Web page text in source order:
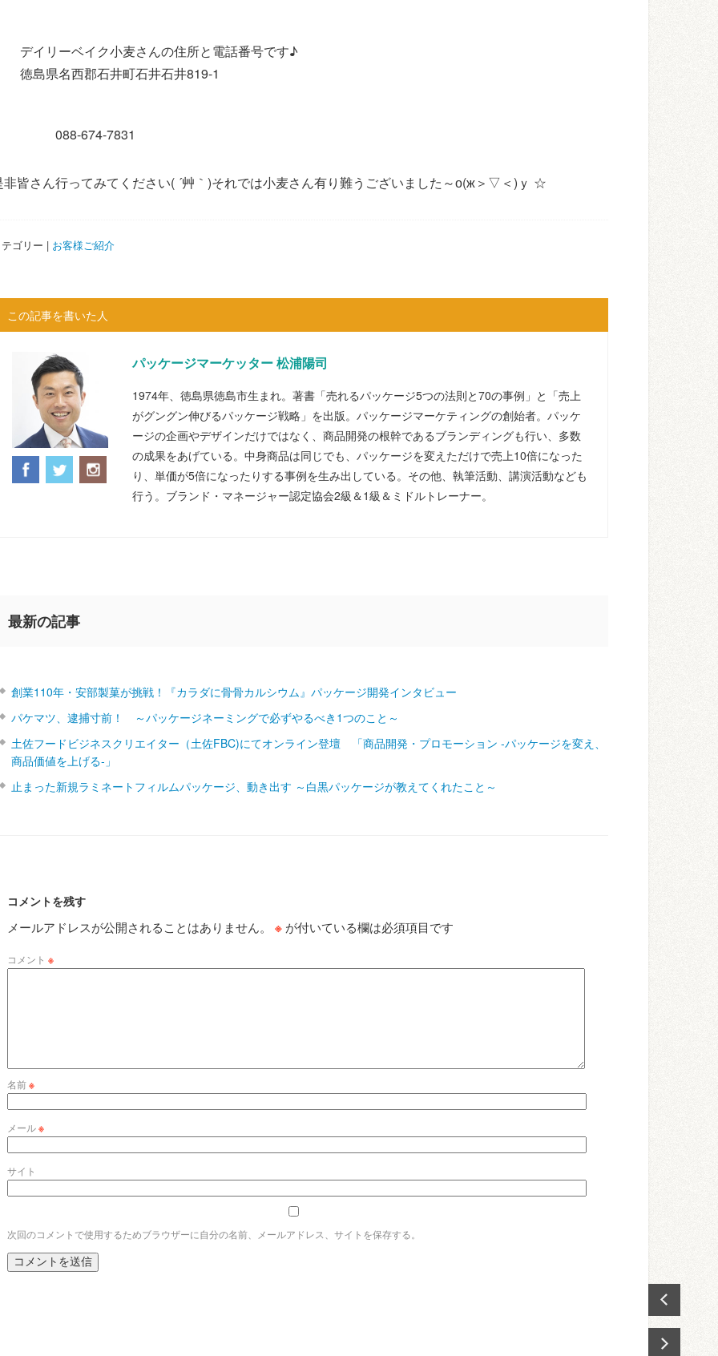
デイリーベイク小麦さんの住所と電話番号です♪
徳島県名西郡石井町石井石井819-1
674-7831
非皆さん行ってみてください( ´艸｀)それでは小麦さん有り難うございました～о(ж＞▽＜)ｙ ☆
ゴリー | お客様ご紹介
この記事を書いた人
パッケージマーケッター 松浦陽司
1974年、徳島県徳島市生まれ。著書「売れるパッケージ5つの法則と70の事例」と「売上
がグングン伸びるパッケージ戦略」を出版。パッケージマーケティングの創始者。パッケ
ージの企画やデザインだけではなく、商品開発の根幹であるブランディングも行い、多数
の成果をあげている。中身商品は同じでも、パッケージを変えただけで売上10倍になった
り、単価が5倍になったりする事例を生み出している。その他、執筆活動、講演活動なども
行う。ブランド・マネージャー認定協会2級＆1級＆ミドルトレーナー。
最新の記事
創業110年・安部製菓が挑戦！『カラダに骨骨カルシウム』パッケージ開発インタビュー
パケマツ、逮捕寸前！ ～パッケージネーミングで必ずやるべき1つのこと～
土佐フードビジネスクリエイター（土佐FBC)にてオンライン登壇 「商品開発・プロモーション ‐パッケージを変え、
商品価値を上げる‐」
止まった新規ラミネートフィルムパッケージ、動き出す ～白黒パッケージが教えてくれたこと～
コメントを残す
メールアドレスが公開されることはありません。 ※ が付いている欄は必須項目です
コメント ※
名前※
メール※
サイト
次回のコメントで使用するためブラウザーに自分の名前、メールアドレス、サイトを保存する。